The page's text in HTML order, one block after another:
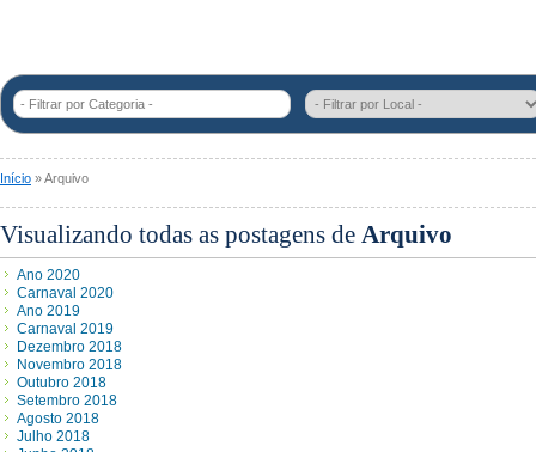
- Filtrar por Categoria -
Início » Arquivo
Visualizando todas as postagens de Arquivo
Ano 2020
Carnaval 2020
Ano 2019
Carnaval 2019
Dezembro 2018
Novembro 2018
Outubro 2018
Setembro 2018
Agosto 2018
Julho 2018